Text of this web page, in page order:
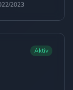
2023
Aktiv